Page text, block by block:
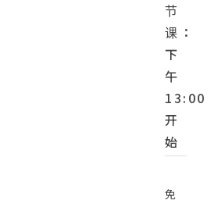
节
课：
下
午
13:00
开
始
免